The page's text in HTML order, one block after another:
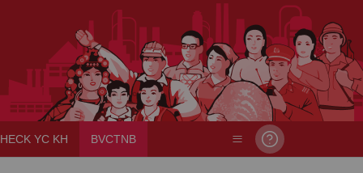
YC KH BVCTNB